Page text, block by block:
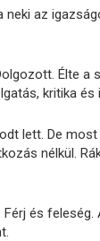
az
Élte a
kritika és
lett. De
nélkül.
és feleség.